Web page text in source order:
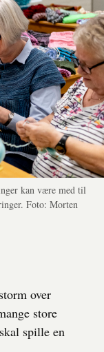
kan være med til
Foto: Morten
over
store
spille en